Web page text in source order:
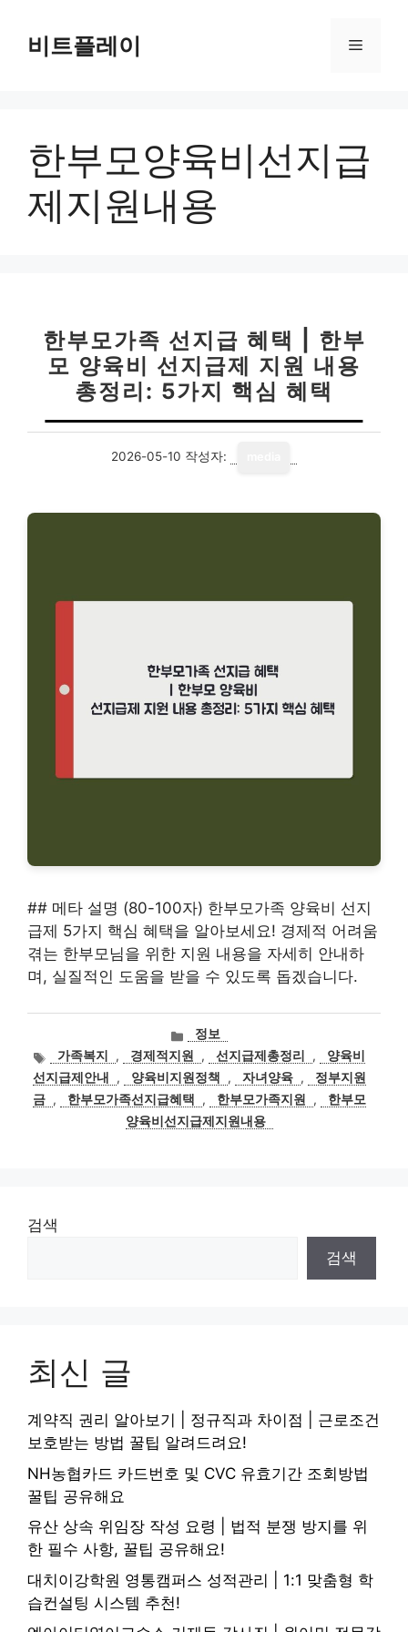
비트플레이 메
한부모양육비선지급
제지원내용
한부모가족 선지급 혜택 | 한부
모 양육비 선지급제 지원 내용
총정리: 5가지 핵심 혜택
2026-05-10 작성자:
## 메타 설명 (80-100자) 한부모가족 양육비 선지
급제 5가지 핵심 혜택을 알아보세요! 경제적 어려움
겪는 한부모님을 위한 지원 내용을 자세히 안내하
며, 실질적인 도움을 받을 수 있도록 돕겠습니다.
카
테
고
리
정보
태
그
가족복지 , 경제적지원 , 선지급제총정리 ,
양육비
선지급제안내
, 양육비지원정책 , 자녀양육 ,
정부지원
금 , 한부모가족선지급혜택 , 한부모가족지원 ,
한부모
양육비선지급제지원내용
검색
검색
최신 글
계약직 권리 알아보기 | 정규직과 차이점 | 근로조건
보호받는 방법 꿀팁 알려드려요!
NH농협카드 카드번호 및 CVC 유효기간 조회방법
꿀팁 공유해요
유산 상속 위임장 작성 요령 | 법적 분쟁 방지를 위
한 필수 사항, 꿀팁 공유해요!
대치이강학원 영통캠퍼스 성적관리 | 1:1 맞춤형 학
습컨설팅 시스템 추천!